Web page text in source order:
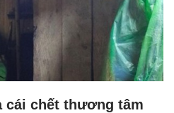
cái chết thương tâm